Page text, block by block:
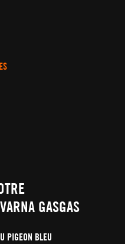
GASGAS
PIGEON BLEU